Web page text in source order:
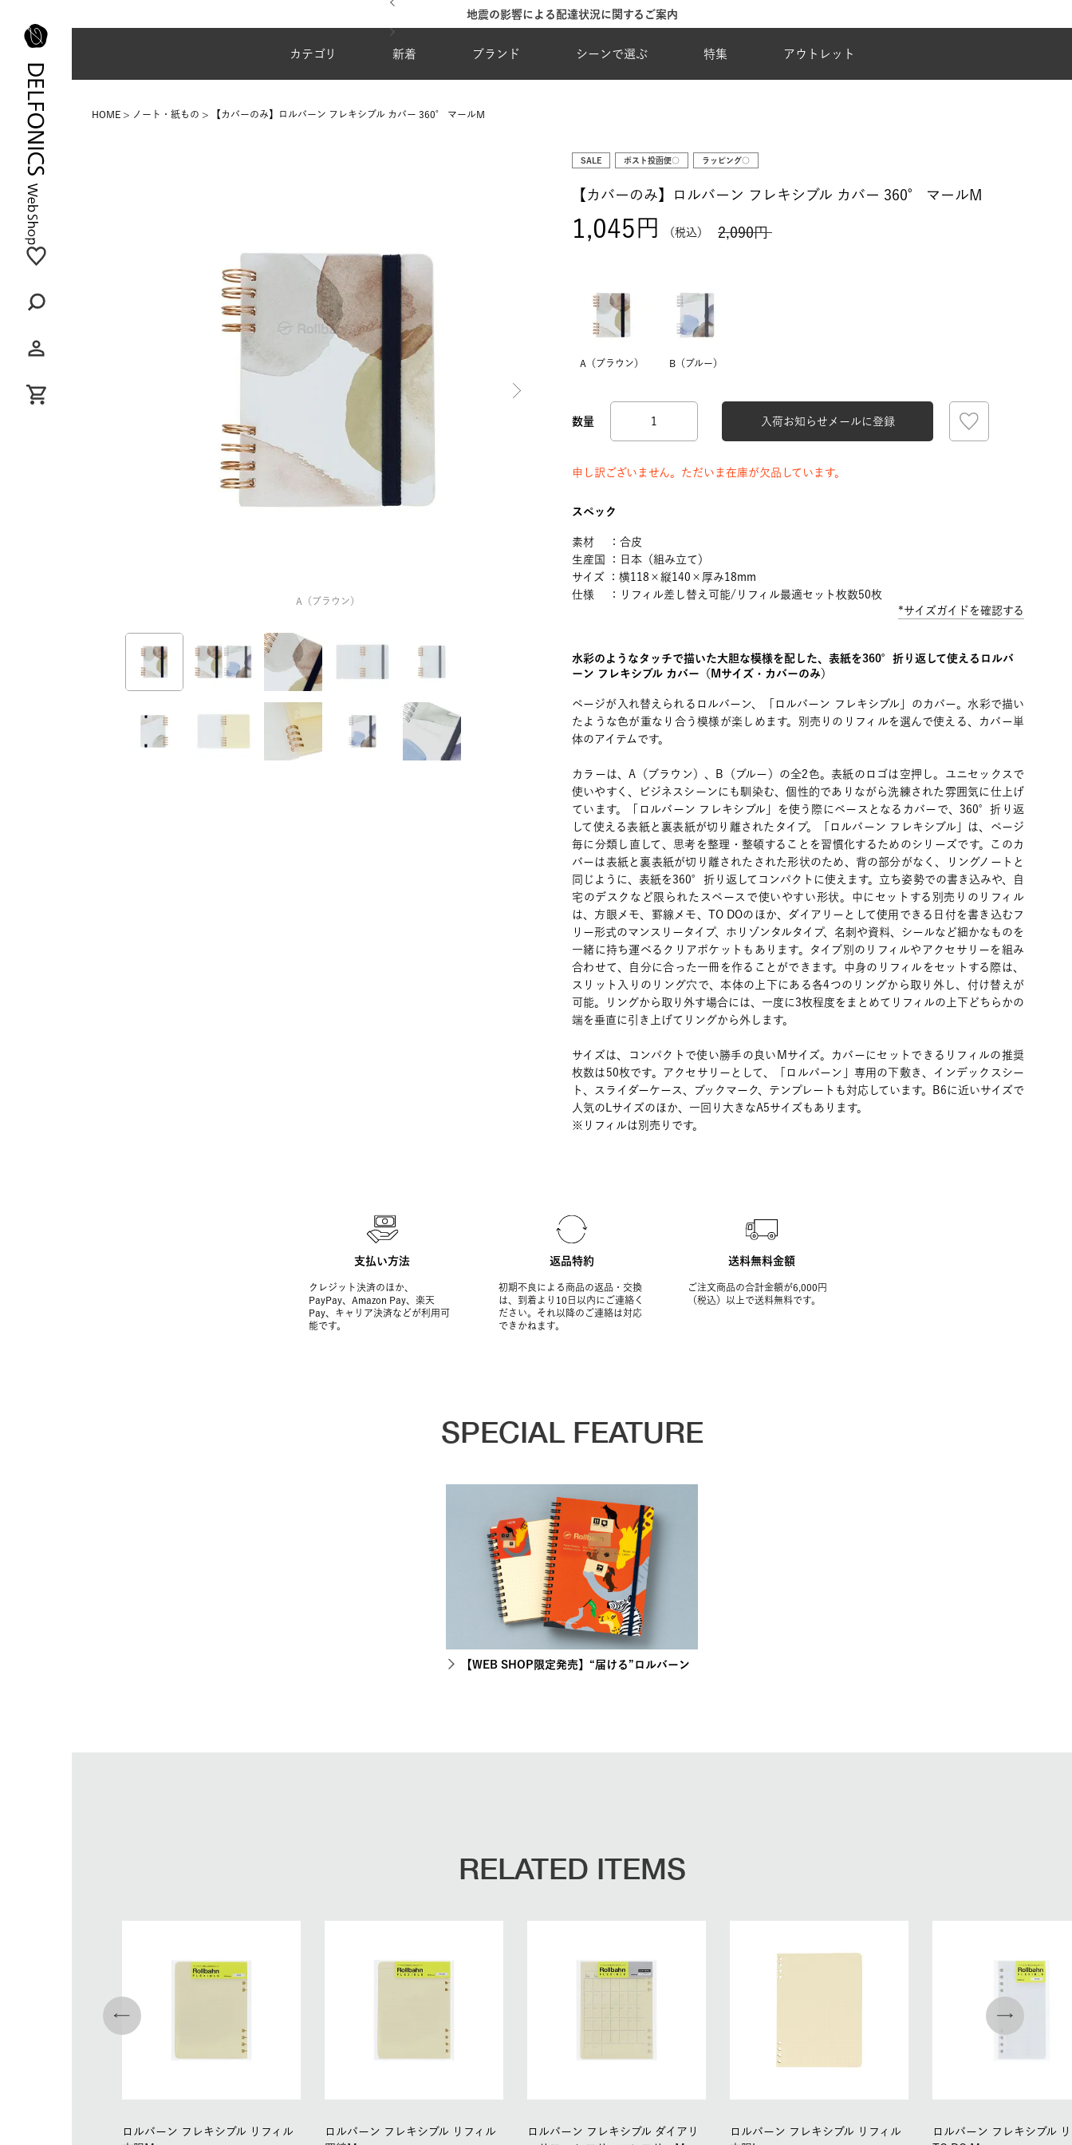
地震の影響による配達状況に関するご案内
カテゴリ 新着 ブランド シーンで選ぶ 特集 アウトレット
HOME ノート・紙もの 【カバーのみ】ロルバーン フレキシブル カバー 360° マールM
A（ブラウン）
SALE ポスト投函便○ ラッピング○
【カバーのみ】ロルバーン フレキシブル カバー 360° マールM
2,090
1,045 税込
A（ブラウン） B（ブルー）
入荷お知らせメールに登録
申し訳ございません。ただいま在庫が欠品しています。
スペック
素材 ：合皮
生産国 ：日本（組み立て）
サイズ ：横118×縦140×厚み18mm
仕様 ：リフィル差し替え可能/リフィル最適セット枚数50枚
*サイズガイドを確認する
水彩のようなタッチで描いた大胆な模様を配した、表紙を360°折り返して使えるロルバ
ーン フレキシブル カバー（Mサイズ・カバーのみ）
ページが入れ替えられるロルバーン、「ロルバーン フレキシブル」のカバー。水彩で描い
たような色が重なり合う模様が楽しめます。別売りのリフィルを選んで使える、カバー単
体のアイテムです。
カラーは、A（ブラウン）、B（ブルー）の全2色。表紙のロゴは空押し。ユニセックスで
使いやすく、ビジネスシーンにも馴染む、個性的でありながら洗練された雰囲気に仕上げ
ています。「ロルバーン フレキシブル」を使う際にベースとなるカバーで、360°折り返
して使える表紙と裏表紙が切り離されたタイプ。「ロルバーン フレキシブル」は、ページ
毎に分類し直して、思考を整理・整頓することを習慣化するためのシリーズです。このカ
バーは表紙と裏表紙が切り離されたされた形状のため、背の部分がなく、リングノートと
同じように、表紙を360°折り返してコンパクトに使えます。立ち姿勢での書き込みや、自
宅のデスクなど限られたスペースで使いやすい形状。中にセットする別売りのリフィル
は、方眼メモ、罫線メモ、TO DOのほか、ダイアリーとして使用できる日付を書き込むフ
リー形式のマンスリータイプ、ホリゾンタルタイプ、名刺や資料、シールなど細かなものを
一緒に持ち運べるクリアポケットもあります。タイプ別のリフィルやアクセサリーを組み
合わせて、自分に合った一冊を作ることができます。中身のリフィルをセットする際は、
スリット入りのリング穴で、本体の上下にある各4つのリングから取り外し、付け替えが
可能。リングから取り外す場合には、一度に3枚程度をまとめてリフィルの上下どちらかの
端を垂直に引き上げてリングから外します。
サイズは、コンパクトで使い勝手の良いMサイズ。カバーにセットできるリフィルの推奨
枚数は50枚です。アクセサリーとして、「ロルバーン」専用の下敷き、インデックスシー
ト、スライダーケース、ブックマーク、テンプレートも対応しています。B6に近いサイズで
人気のLサイズのほか、一回り大きなA5サイズもあります。
※リフィルは別売りです。
支払い方法
クレジット決済のほか、
PayPay、Amazon Pay、楽天
Pay、キャリア決済などが利用可
能です。
返品特約
初期不良による商品の返品・交換
は、到着より10日以内にご連絡く
ださい。それ以降のご連絡は対応
できかねます。
送料無料金額
ご注文商品の合計金額が6,000円
（税込）以上で送料無料です。
SPECIAL FEATURE
【WEB SHOP限定発売】“届ける”ロルバーン
RELATED ITEMS
ロルバーン フレキシブル リフィル
ロルバーン フレキシブル リフィル
ロルバーン フレキシブル ダイアリ
ロルバーン フレキシブル リフィル
ロルバーン フレキシブル